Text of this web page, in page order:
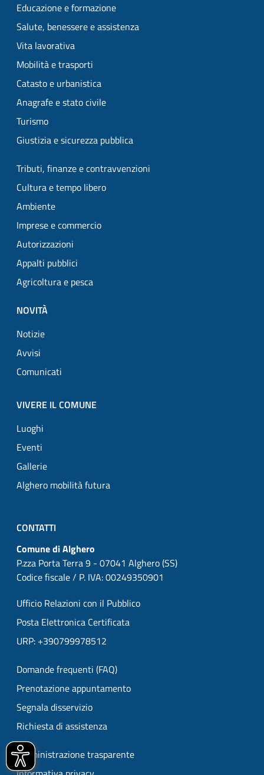
Educazione e formazione
Salute, benessere e assistenza
Vita lavorativa
Mobilità e trasporti
Catasto e urbanistica
Anagrafe e stato civile
Turismo
Giustizia e sicurezza pubblica
Tributi, finanze e contravvenzioni
Cultura e tempo libero
Ambiente
Imprese e commercio
Autorizzazioni
Appalti pubblici
Agricoltura e pesca
NOVITÀ
Notizie
Avvisi
Comunicati
VIVERE IL COMUNE
Luoghi
Eventi
Gallerie
Alghero mobilità futura
CONTATTI
Comune di Alghero
P.zza Porta Terra 9 - 07041 Alghero (SS)
Codice fiscale / P. IVA: 00249350901
Ufficio Relazioni con il Pubblico
Posta Elettronica Certificata
URP: +390799978512
Domande frequenti (FAQ)
Prenotazione appuntamento
Segnala disservizio
Richiesta di assistenza
Amministrazione trasparente